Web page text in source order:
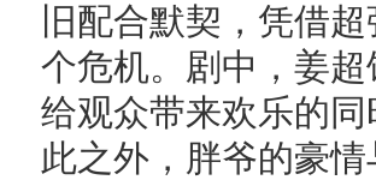
旧配合默契，凭借
个危机。剧中，姜
给观众带来欢乐的
此之外，胖爷的豪